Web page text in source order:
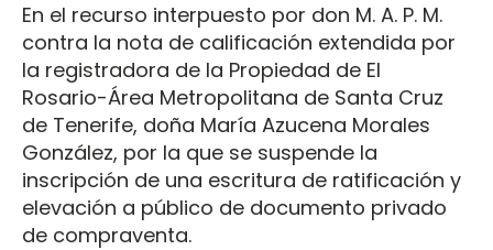
En el recurso interpuesto por don M. A. P. M.
contra la nota de calificación extendida por
la registradora de la Propiedad de El
Rosario-Área Metropolitana de Santa Cruz
de Tenerife, doña María Azucena Morales
González, por la que se suspende la
inscripción de una escritura de ratificación y
elevación a público de documento privado
de compraventa.